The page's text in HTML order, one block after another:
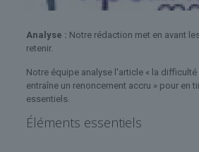
Analyse : Notre rédaction met en avant
retenir.
Notre équipe analyse l'article « la difficulté
entraîne un renoncement accru » pour en
essentiels.
Éléments essentiels